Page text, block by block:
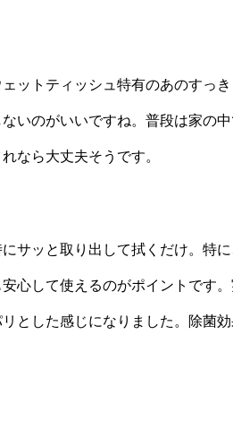
ットティッシュ特有のあのすっ
いのがいいですね。普段は家の
なら大丈夫そうです。
サッと取り出して拭くだけ。特
心して使えるのがポイントです
とした感じになりました。除菌